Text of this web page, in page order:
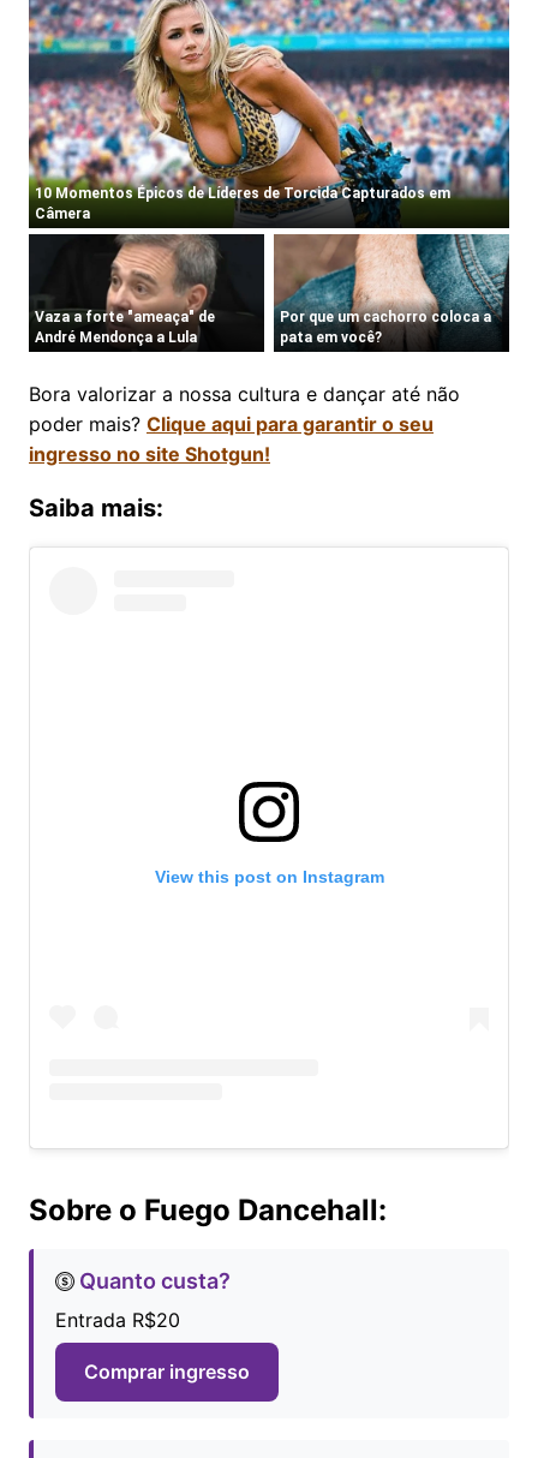
Bora valorizar a nossa cultura e dançar até não
poder mais? Clique aqui para garantir o seu
ingresso no site Shotgun!
Saiba mais:
View this post on Instagram
Sobre o Fuego Dancehall:
Quanto custa?
Entrada R$20
Comprar ingresso